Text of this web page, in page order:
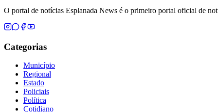
O portal de notícias Esplanada News é o primeiro portal oficial de
Categorias
Município
Regional
Estado
Policiais
Política
Cotidiano